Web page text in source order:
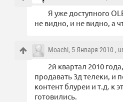
Я уже доступного
не видно, и не видно, а
Moachi, 5 Января 2010 , url
2й квартал 2010
продавать 3д телеки,
контент блуреи и т.д. к
готовились.